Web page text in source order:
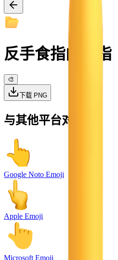
反手食指向上指
🎨
下载 PNG
与其他平台对比
Google Noto Emoji
Apple Emoji
Microsoft Emoji